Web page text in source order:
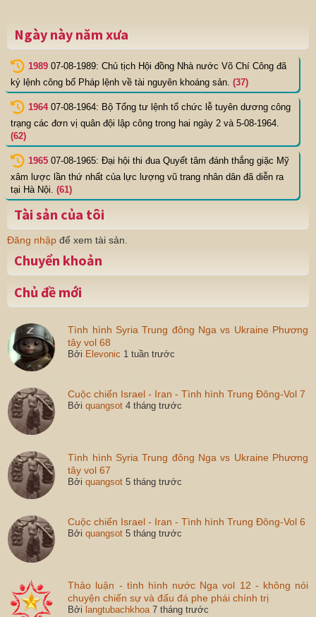
Ngày này năm xưa
1989 07-08-1989: Chủ tịch Hội đồng Nhà nước Võ Chí Công đã
ký lệnh công bố Pháp lệnh về tài nguyên khoáng sản. (37)
1964 07-08-1964: Bộ Tổng tư lệnh tổ chức lễ tuyên dương công
trạng các đơn vị quân đội lập công trong hai ngày 2 và 5-08-1964.
(62)
1965 07-08-1965: Đại hội thi đua Quyết tâm đánh thắng giặc Mỹ
xâm lược lần thứ nhất của lực lượng vũ trang nhân dân đã diễn ra
tại Hà Nội. (61)
Tài sản của tôi
Đăng nhập để xem tài sản.
Chuyển khoản
Chủ đề mới
Tình hình Syria Trung đông Nga vs Ukraine Phương
tây vol 68
Bởi Elevonic 1 tuần trước
Cuộc chiến Israel - Iran - Tình hình Trung Đông-Vol 7
Bởiquangsot 4 tháng trước
Tình hình Syria Trung đông Nga vs Ukraine Phương
tây vol 67
Bởiquangsot 5 tháng trước
Cuộc chiến Israel - Iran - Tình hình Trung Đông-Vol 6
Bởiquangsot 5 tháng trước
Thảo luận - tình hình nước Nga vol 12 - không nói
chuyện chiến sự và đấu đá phe phái chính trị
Bởi langtubachkhoa 7 tháng trước